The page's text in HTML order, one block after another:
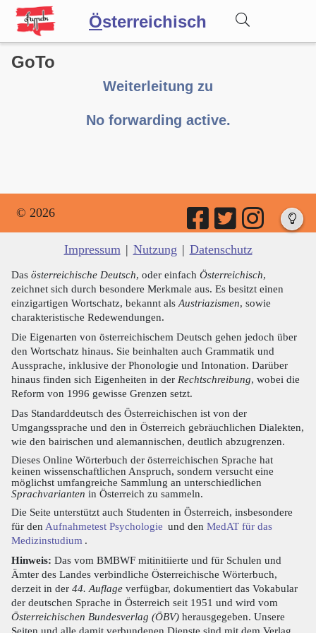
Österreichisch
Wörterbuch
GoTo
Weiterleitung zu
No forwarding active.
© 2026
Impressum | Nutzung | Datenschutz
Das österreichische Deutsch, oder einfach Österreichisch,
zeichnet sich durch besondere Merkmale aus. Es besitzt einen
einzigartigen Wortschatz, bekannt als Austriazismen, sowie
charakteristische Redewendungen.
Die Eigenarten von österreichischem Deutsch gehen jedoch über
den Wortschatz hinaus. Sie beinhalten auch Grammatik und
Aussprache, inklusive der Phonologie und Intonation. Darüber
hinaus finden sich Eigenheiten in der Rechtschreibung, wobei die
Reform von 1996 gewisse Grenzen setzt.
Das Standarddeutsch des Österreichischen ist von der
Umgangssprache und den in Österreich gebräuchlichen Dialekten,
wie den bairischen und alemannischen, deutlich abzugrenzen.
Dieses Online Wörterbuch der österreichischen Sprache hat
keinen wissenschaftlichen Anspruch, sondern versucht eine
möglichst umfangreiche Sammlung an unterschiedlichen
Sprachvarianten in Österreich zu sammeln.
Die Seite unterstützt auch Studenten in Österreich, insbesondere
für den Aufnahmetest Psychologie und den MedAT für das
Medizinstudium .
Hinweis: Das vom BMBWF mitinitiierte und für Schulen und
Ämter des Landes verbindliche Österreichische Wörterbuch,
derzeit in der 44. Auflage verfügbar, dokumentiert das Vokabular
der deutschen Sprache in Österreich seit 1951 und wird vom
Österreichischen Bundesverlag (ÖBV) herausgegeben. Unsere
Seiten und alle damit verbundenen Dienste sind mit dem Verlag